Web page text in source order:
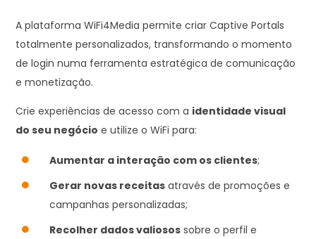
A plataforma WiFi4Media permite criar Captive Portals
totalmente personalizados, transformando o momento
de login numa ferramenta estratégica de comunicação
e monetização.
Crie experiências de acesso com a identidade visual
do seu negócio e utilize o WiFi para:
 Aumentar a interação com os clientes;
 Gerar novas receitasatravés de promoções e
campanhas personalizadas;
 Recolher dados valiosossobre o perfil e